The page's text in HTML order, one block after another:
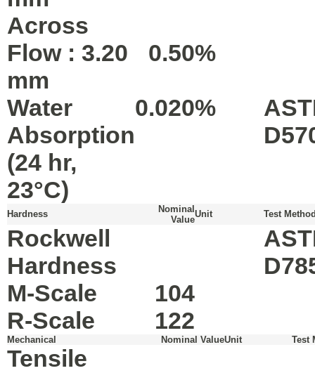
Across
Flow : 3.20
mm
0.50%
Water
Absorption
(24 hr,
23°C)
0.020%
Hardness
Nominal
Value
Unit Test
Rockwell
Hardness
M-Scale
104
R-Scale
122
Mechanical Nominal ValueUnit Test
Tensile